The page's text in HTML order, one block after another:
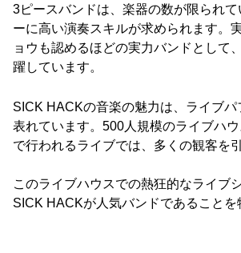
3ピースバンドは、楽器の数が限られ
ーに高い演奏スキルが求められます。
ョウも認めるほどの実力バンドとして
躍しています。
SICK HACKの音楽の魅力は、ライブパ
表れています。500人規模のライブハウ
で行われるライブでは、多くの観客を
このライブハウスでの熱狂的なライブ
SICK HACKが人気バンドであることを